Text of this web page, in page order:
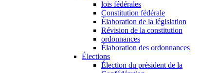
lois fédérales
Constitution fédérale
Élaboration de la législation
Révision de la constitution
ordonnances
Élaboration des ordonnances
Élections
Élection du président de la